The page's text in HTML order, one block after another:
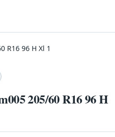
R16 96 H Xl 1
205/60 R16 96 H